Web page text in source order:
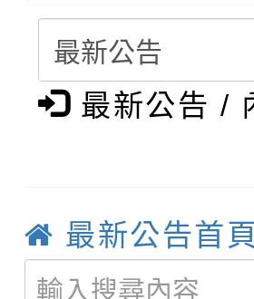
結果(第3招)
學年度第1
結果(第4招)
【甄選結果(
學年度第1
結果(第12
轉知：桃園
賽及師生本
轉知：「桃
動辦法」
轉知臺中市
城市手牽手
轉知：「
最新公告 /
最新公告首